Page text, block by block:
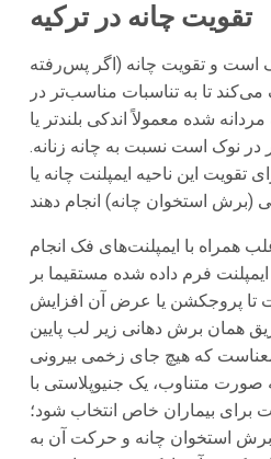
تقویت چانه در ترکیه
و تقویت چانه (اگر پس‌رفته
تا به تناسبات مناسب‌تر در
شده معمولاً اندکی بلندتر یا
در نوک است نسبت به چانه زنانه.
این ناحیه ایمپلنت چانه یا
همراه با ایمپلنت‌های فک انجام
فرم داده شده مستقیما بر
تا پروجکشن یا عرض آن افزایش
همان برش دهانی زیر لب پایین
که هیچ جای زخمی بیرونی
صورت متناوب، یک جنیوپلاستی با
بیماران خاص انتخاب شود؛
استخوان چانه و حرکت آن به